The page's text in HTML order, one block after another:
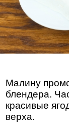
Малину
блендера.
красивые
верха.